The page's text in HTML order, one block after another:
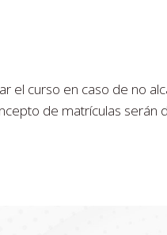
el curso en caso de no
de matrículas